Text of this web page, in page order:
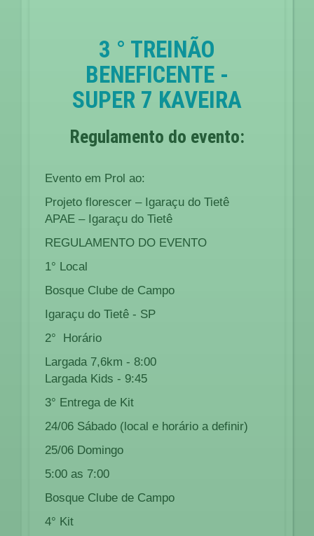
3 ° TREINÃO
BENEFICENTE -
SUPER 7 KAVEIRA
Regulamento do evento:
Evento em Prol ao:
Projeto florescer – Igaraçu do Tietê
APAE – Igaraçu do Tietê
REGULAMENTO DO EVENTO
1° Local
Bosque Clube de Campo
Igaraçu do Tietê - SP
2° Horário
Largada 7,6km - 8:00
Largada Kids - 9:45
3° Entrega de Kit
24/06 Sábado (local e horário a definir)
25/06 Domingo
5:00 as 7:00
Bosque Clube de Campo
4° Kit